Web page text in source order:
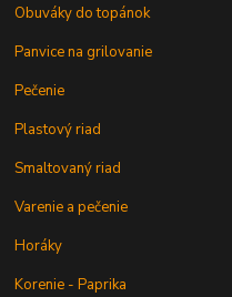
Obuváky do topánok
Panvice na grilovanie
Pečenie
Plastový riad
Smaltovaný riad
Varenie a pečenie
Horáky
Korenie - Paprika